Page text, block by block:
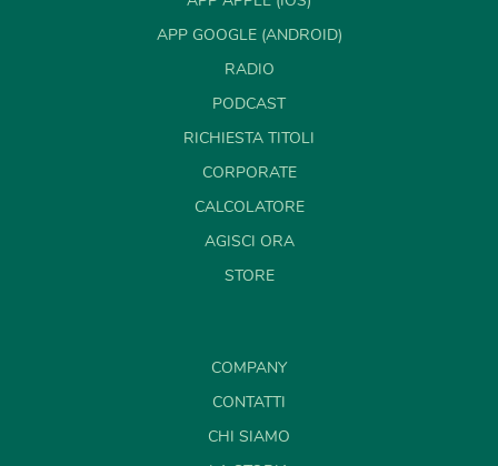
APP GOOGLE (ANDROID)
RADIO
PODCAST
RICHIESTA TITOLI
CORPORATE
CALCOLATORE
AGISCI ORA
STORE
COMPANY
CONTATTI
CHI SIAMO